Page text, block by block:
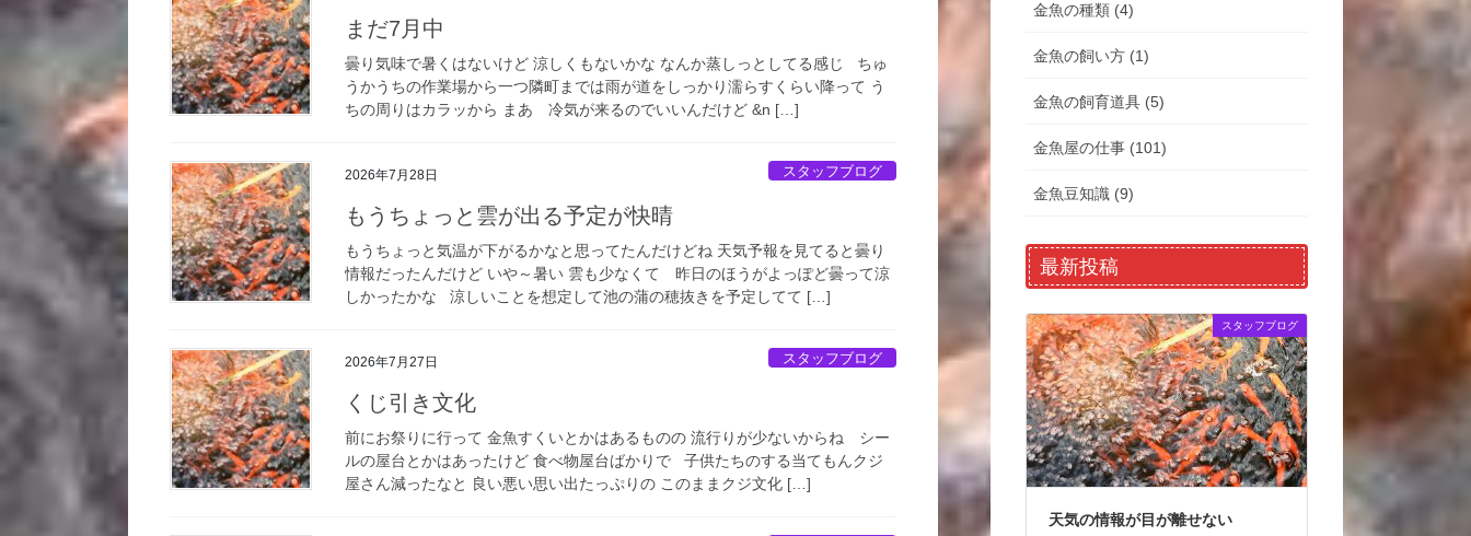
まだ7月中
曇り気味で暑くはないけど 涼しくもないかな なんか蒸しっとしてる感じ ちゅ
うかうちの作業場から一つ隣町までは雨が道をしっかり濡らすくらい降って う
ちの周りはカラッから まあ 冷気が来るのでいいんだけど &n […]
2026年7月28日 スタッフブログ
もうちょっと雲が出る予定が快晴
もうちょっと気温が下がるかなと思ってたんだけどね 天気予報を見てると曇り
情報だったんだけど いや～暑い 雲も少なくて 昨日のほうがよっぽど曇って涼
しかったかな 涼しいことを想定して池の蒲の穂抜きを予定してて […]
2026年7月27日 スタッフブログ
くじ引き文化
前にお祭りに行って 金魚すくいとかはあるものの 流行りが少ないからね シー
ルの屋台とかはあったけど 食べ物屋台ばかりで 子供たちのする当てもんクジ
屋さん減ったなと 良い悪い思い出たっぷりの このままクジ文化 […]
金魚の種類 (4)
金魚の飼い方 (1)
金魚の飼育道具 (5)
金魚屋の仕事 (101)
金魚豆知識 (9)
最新投稿
スタッフブログ
天気の情報が目が離せない